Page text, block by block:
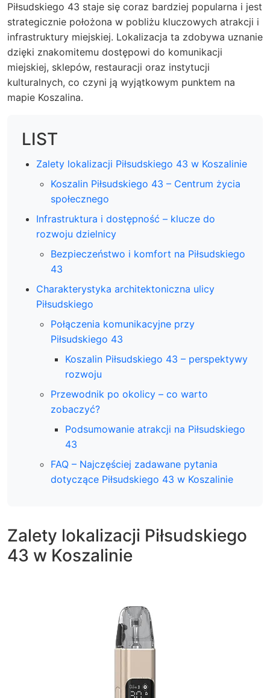
Piłsudskiego 43 staje się coraz bardziej popularna i jest
strategicznie położona w pobliżu kluczowych atrakcji i
infrastruktury miejskiej. Lokalizacja ta zdobywa uznanie
dzięki znakomitemu dostępowi do komunikacji
miejskiej, sklepów, restauracji oraz instytucji
kulturalnych, co czyni ją wyjątkowym punktem na
mapie Koszalina.
LIST
Zalety lokalizacji Piłsudskiego 43 w Koszalinie
Koszalin Piłsudskiego 43 – Centrum życia
społecznego
Infrastruktura i dostępność – klucze do
rozwoju dzielnicy
Bezpieczeństwo i komfort na Piłsudskiego
43
Charakterystyka architektoniczna ulicy
Piłsudskiego
Połączenia komunikacyjne przy
Piłsudskiego 43
Koszalin Piłsudskiego 43 – perspektywy
rozwoju
Przewodnik po okolicy – co warto
zobaczyć?
Podsumowanie atrakcji na Piłsudskiego
43
FAQ – Najczęściej zadawane pytania
dotyczące Piłsudskiego 43 w Koszalinie
Zalety lokalizacji Piłsudskiego
43 w Koszalinie